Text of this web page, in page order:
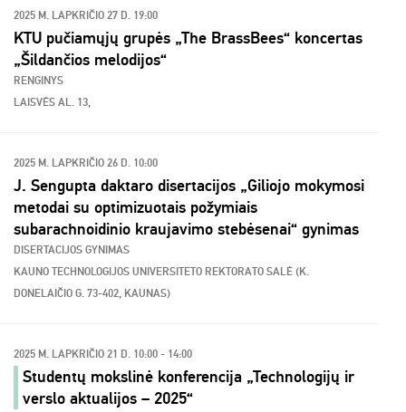
2025 M. LAPKRIČIO 27 D. 19:00
KTU pučiamųjų grupės „The BrassBees“ koncertas
„Šildančios melodijos“
RENGINYS
LAISVĖS AL. 13,
2025 M. LAPKRIČIO 26 D. 10:00
J. Sengupta daktaro disertacijos „Giliojo mokymosi
metodai su optimizuotais požymiais
subarachnoidinio kraujavimo stebėsenai“ gynimas
DISERTACIJOS GYNIMAS
KAUNO TECHNOLOGIJOS UNIVERSITETO REKTORATO SALĖ (K.
DONELAIČIO G. 73-402, KAUNAS)
2025 M. LAPKRIČIO 21 D. 10:00 - 14:00
Studentų mokslinė konferencija „Technologijų ir
verslo aktualijos – 2025“